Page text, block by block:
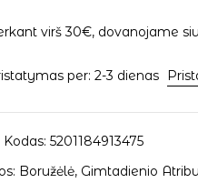
virš 30€, dovanojame
per: 2-3 dienas
Kodas:5201184913475
Boružėlė, Gimtadienio